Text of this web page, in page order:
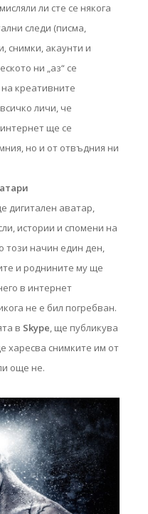
ли сте се някога
следи (писма,
снимки, акаунти и
ни „аз“ се
креативните
личи, че
ще се
но и от отвъдния ни
дигитален аватар,
истории и спомени на
този начин един ден,
и роднините му ще
в интернет
не е бил погребван.
в Skype, ще публикува
харесва снимките им от
още не.